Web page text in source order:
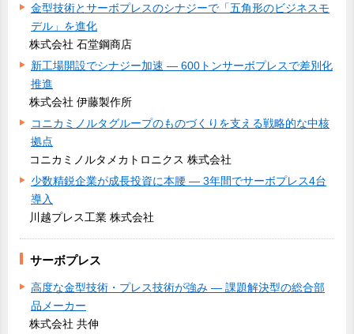
金型技術とサーボプレスのシナジーで「五角形のビジネスモ
デル」を進化
株式会社 石堂鋼商店
新工場開設でシナジー加速 ― 600トンサーボプレスで差別化
推進
株式会社 伊藤製作所
コニカミノルタグループのものづくりを支える戦略的な中核
拠点
コニカミノルタメカトロニクス 株式会社
少数精鋭企業が成長投資に本腰 ― 3年間でサーボプレス4台
導入
川越プレス工業 株式会社
サーボプレス
高度な金型技術・プレス技術が強み ― 課題解決型の総合部
品メーカー
株式会社 共伸